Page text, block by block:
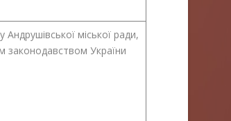
міської ради,
законодавством України